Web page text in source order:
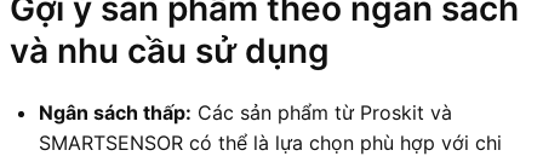
và nhu cầu sử dụng
Ngân sách thấp: Các sản phẩm từ Proskit và
SMARTSENSOR có thể là lựa chọn phù hợp với chi